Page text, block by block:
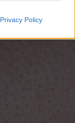
Privacy Policy